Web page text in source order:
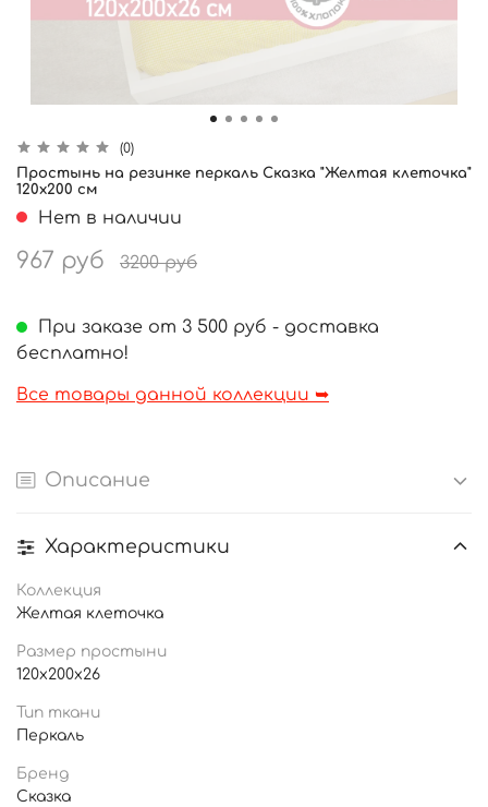
(0)
Простынь на резинке перкаль Сказка "Желтая клеточка"
120x200 см
Нет в наличии
967 руб 3200 руб
При заказе от 3 500 руб - доставка
бесплатно!
Все товары данной коллекции ➥
Описание
Характеристики
Коллекция
Желтая клеточка
Размер простыни
120x200x26
Тип ткани
Перкаль
Бренд
Сказка